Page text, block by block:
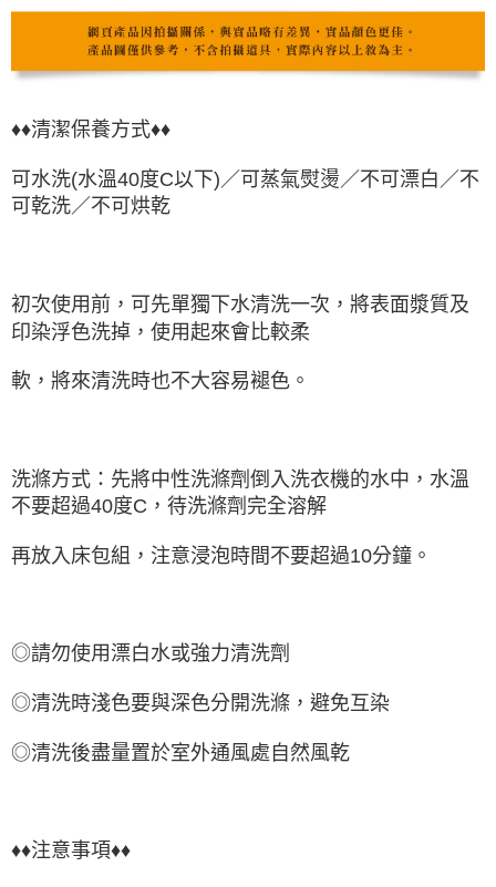
♦♦清潔保養方式♦♦
可水洗(水溫40度C以下)／可蒸氣熨燙／不可漂白／不
可乾洗／不可烘乾
初次使用前，可先單獨下水清洗一次，將表面漿質及
印染浮色洗掉，使用起來會比較柔
軟，將來清洗時也不大容易褪色。
洗滌方式：先將中性洗滌劑倒入洗衣機的水中，水溫
不要超過40度C，待洗滌劑完全溶解
再放入床包組，注意浸泡時間不要超過10分鐘。
◎請勿使用漂白水或強力清洗劑
◎清洗時淺色要與深色分開洗滌，避免互染
◎清洗後盡量置於室外通風處自然風乾
♦♦注意事項♦♦